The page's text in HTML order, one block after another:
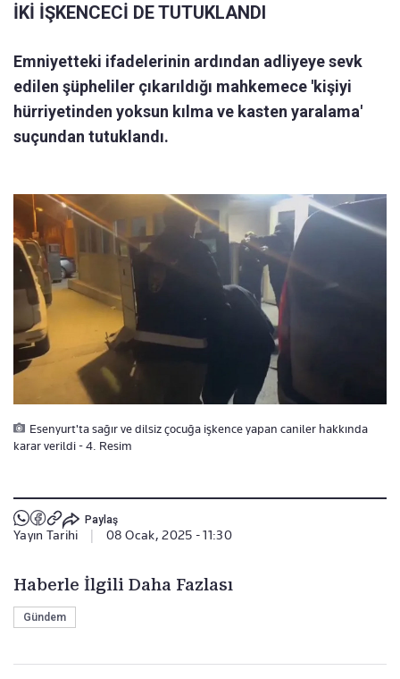
İKİ İŞKENCECİ DE TUTUKLANDI
Emniyetteki ifadelerinin ardından adliyeye sevk
edilen şüpheliler çıkarıldığı mahkemece 'kişiyi
hürriyetinden yoksun kılma ve kasten yaralama'
suçundan tutuklandı.
Esenyurt'ta sağır ve dilsiz çocuğa işkence yapan caniler hakkında
karar verildi - 4. Resim
Paylaş
Yayın Tarihi 08 Ocak, 2025 - 11:30
Haberle İlgili Daha Fazlası
Gündem